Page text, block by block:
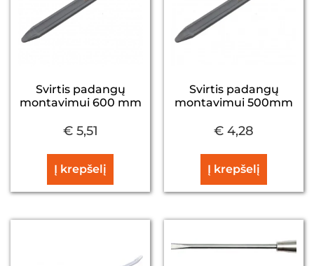
Svirtis padangų
montavimui 600 mm
€5,51
Į krepšelį
Svirtis padangų
montavimui 500mm
€ 4,28
Į krepšelį